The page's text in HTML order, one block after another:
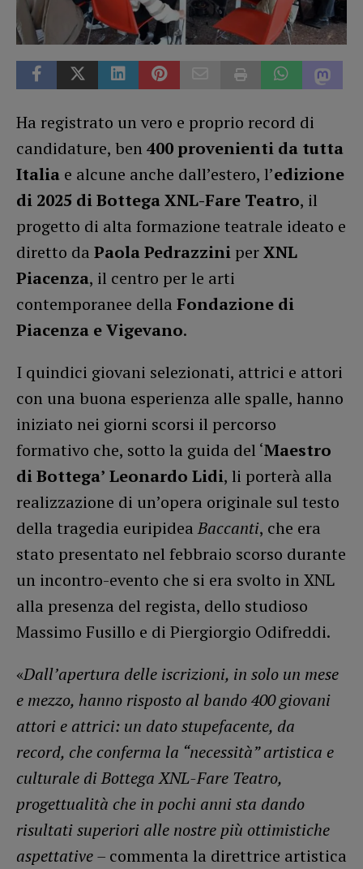
Ha registrato un vero e proprio record di
candidature, ben400 provenienti da tutta
Italia e alcune anche dall’estero, l’edizione
di 2025 di Bottega XNL-Fare Teatro, il
progetto di alta formazione teatrale ideato e
diretto da Paola Pedrazzini perXNL
Piacenza, il centro per le arti
contemporanee della Fondazione di
Piacenza e Vigevano.
I quindici giovani selezionati, attrici e attori
con una buona esperienza alle spalle, hanno
iniziato nei giorni scorsi il percorso
formativo che, sotto la guida del ‘Maestro
di Bottega’ Leonardo Lidi, li porterà alla
realizzazione di un’opera originale sul testo
della tragedia euripideaBaccanti, che era
stato presentato nel febbraio scorso durante
un incontro-evento che si era svolto in XNL
alla presenza del regista, dello studioso
Massimo Fusillo e di Piergiorgio Odifreddi.
«Dall’apertura delle iscrizioni, in solo un mese
e mezzo, hanno risposto al bando 400 giovani
attori e attrici: un dato stupefacente, da
record, che conferma la “necessità” artistica e
culturale di Bottega XNL-Fare Teatro,
progettualità che in pochi anni sta dando
risultati superiori alle nostre più ottimistiche
aspettative – commenta la direttrice artistica